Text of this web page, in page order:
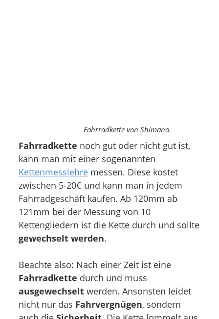
Fahrradkette von Shimano.
Fahrradkette noch gut oder nicht gut ist,
kann man mit einer sogenannten
Kettenmesslehre messen. Diese kostet
zwischen 5-20€ und kann man in jedem
Fahrradgeschäft kaufen. Ab 120mm ab
121mm bei der Messung von 10
Kettengliedern ist die Kette durch und sollte
gewechselt werden.
Beachte also: Nach einer Zeit ist eine
Fahrradkette durch und muss
ausgewechselt werden. Ansonsten leidet
nicht nur das Fahrvergnügen, sondern